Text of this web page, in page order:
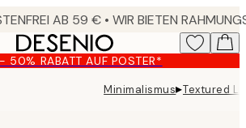
50% RABATT AUF POSTER*
Minimalismus▸Textured